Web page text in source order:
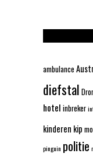
ambulance
diefstal
hotel inbreker
kinderen kip
pinguin politie